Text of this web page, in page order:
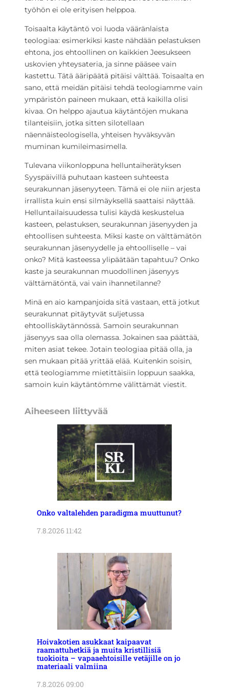
työhön ei ole erityisen helppoa.
Toisaalta käytäntö voi luoda vääränlaista
teologiaa: esimerkiksi kaste nähdään pelastuksen
ehtona, jos ehtoollinen on kaikkien Jeesukseen
uskovien yhteysateria, ja sinne pääsee vain
kastettu. Tätä ääripäätä pitäisi välttää. Toisaalta en
sano, että meidän pitäisi tehdä teologiamme vain
ympäristön paineen mukaan, että kaikilla olisi
kivaa. On helppo ajautua käytäntöjen mukana
tilanteisiin, jotka sitten silotellaan
näennäisteologisella, yhteisen hyväksyvän
muminan kumileimasimella.
Tulevana viikonloppuna helluntaiherätyksen
Syyspäivillä puhutaan kasteen suhteesta
seurakunnan jäsenyyteen. Tämä ei ole niin arjesta
irrallista kuin ensi silmäyksellä saattaisi näyttää.
Helluntailaisuudessa tulisi käydä keskustelua
kasteen, pelastuksen, seurakunnan jäsenyyden ja
ehtoollisen suhteesta. Miksi kaste on välttämätön
seurakunnan jäsenyydelle ja ehtoolliselle – vai
onko? Mitä kasteessa ylipäätään tapahtuu? Onko
kaste ja seurakunnan muodollinen jäsenyys
välttämätöntä, vai vain ihannetilanne?
Minä en aio kampanjoida sitä vastaan, että jotkut
seurakunnat pitäytyvät suljetussa
ehtoolliskäytännössä. Samoin seurakunnan
jäsenyys saa olla olemassa. Jokainen saa päättää,
miten asiat tekee. Jotain teologiaa pitää olla, ja
sen mukaan pitää yrittää elää. Kuitenkin soisin,
että teologiamme mietittäisiin loppuun saakka,
samoin kuin käytäntömme välittämät viestit.
Aiheeseen liittyvää
Onko valtalehden paradigma muuttunut?
7.8.2026 11:42
Hoivakotien asukkaat kaipaavat
raamattuhetkiä ja muita kristillisiä
tuokioita – vapaaehtoisille vetäjille on jo
materiaali valmiina
7.8.2026 09:00